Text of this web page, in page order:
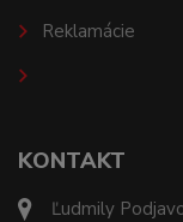
KONTAKT
Ľudmily
Reklamácie